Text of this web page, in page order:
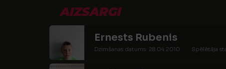
AIZSARGI
Ernests Rubenis
Dzimšanas datums: 28.04.2010. Spēlētāja